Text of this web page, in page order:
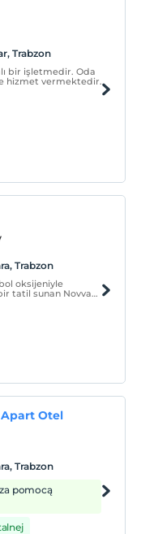
Trabzon
bir işletmedir. Oda
hizmet vermektedir.
Trabzon
oksijeniyle
tatil sunan Novva
Otel
Trabzon
pomocą